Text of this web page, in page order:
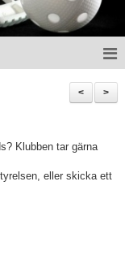
>
<
Klubben tar gärna
eller skicka ett